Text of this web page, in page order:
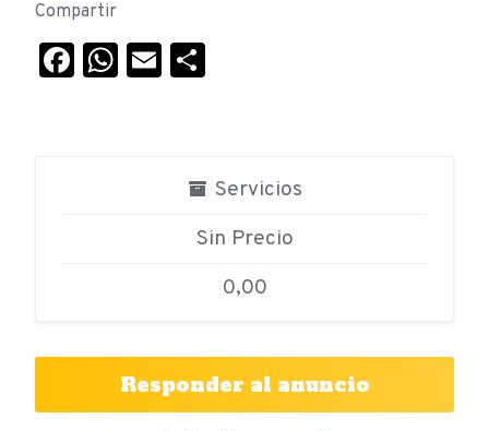
Compartir
Facebook
WhatsApp
Email
Servicios
Sin Precio
0,00
Responder al anuncio